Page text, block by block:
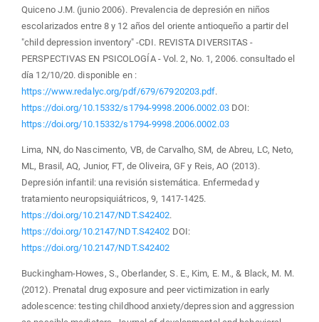
Quiceno J.M. (junio 2006). Prevalencia de depresión en niños
escolarizados entre 8 y 12 años del oriente antioqueño a partir del
"child depression inventory" -CDI. REVISTA DIVERSITAS -
PERSPECTIVAS EN PSICOLOGÍA - Vol. 2, No. 1, 2006. consultado el
día 12/10/20. disponible en :
https://www.redalyc.org/pdf/679/67920203.pdf.
https://doi.org/10.15332/s1794-9998.2006.0002.03DOI:
https://doi.org/10.15332/s1794-9998.2006.0002.03
Lima, NN, do Nascimento, VB, de Carvalho, SM, de Abreu, LC, Neto,
ML, Brasil, AQ, Junior, FT, de Oliveira, GF y Reis, AO (2013).
Depresión infantil: una revisión sistemática. Enfermedad y
tratamiento neuropsiquiátricos, 9, 1417-1425.
https://doi.org/10.2147/NDT.S42402.
https://doi.org/10.2147/NDT.S42402 DOI:
https://doi.org/10.2147/NDT.S42402
Buckingham-Howes, S., Oberlander, S. E., Kim, E. M., & Black, M. M.
(2012). Prenatal drug exposure and peer victimization in early
adolescence: testing childhood anxiety/depression and aggression